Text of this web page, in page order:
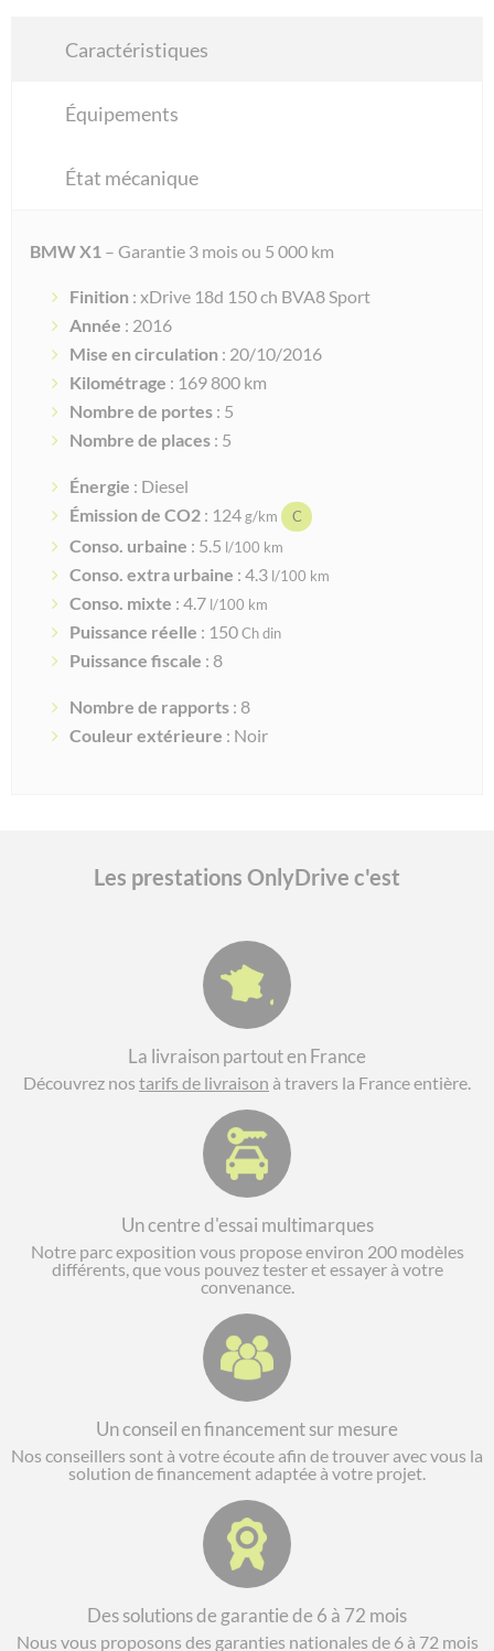
Caractéristiques
Équipements
État mécanique
BMW X1 – Garantie 3 mois ou 5 000 km
Finition : xDrive 18d 150 ch BVA8 Sport
Année : 2016
Mise en circulation : 20/10/2016
Kilométrage : 169 800 km
Nombre de portes : 5
Nombre de places : 5
Énergie : Diesel
Émission de CO2 : 124g/km C
Conso. urbaine : 5.5 l/100 km
Conso. extra urbaine : 4.3 l/100 km
Conso. mixte : 4.7 l/100 km
Puissance réelle : 150Ch din
Puissance fiscale : 8
Nombre de rapports : 8
Couleur extérieure : Noir
Les prestations OnlyDrive c'est
La livraison partout en France
Découvrez nos tarifs de livraison à travers la France entière.
Un centre d'essai multimarques
Notre parc exposition vous propose environ 200 modèles
différents, que vous pouvez tester et essayer à votre
convenance.
Un conseil en financement sur mesure
Nos conseillers sont à votre écoute afin de trouver avec vous la
solution de financement adaptée à votre projet.
Des solutions de garantie de 6 à 72 mois
Nous vous proposons des garanties nationales de 6 à 72 mois